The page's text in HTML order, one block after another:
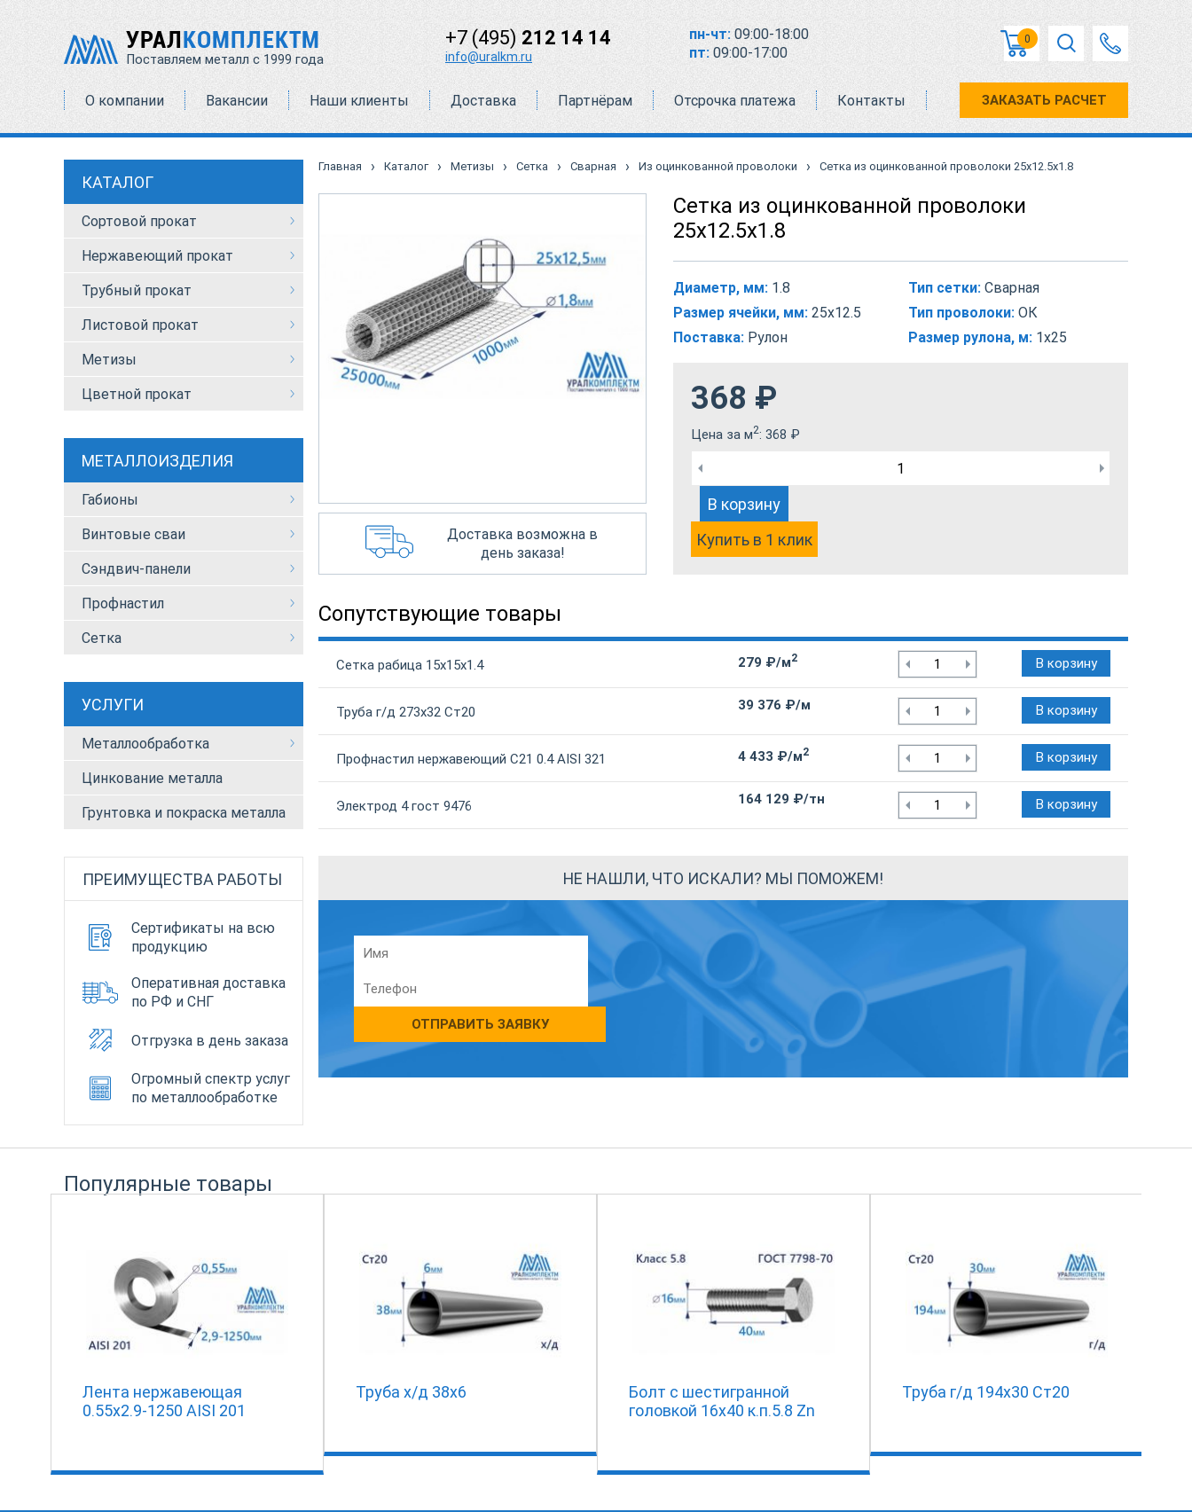
УРАЛКОМПЛЕКТМ
Поставляем металл с 1999 года
+7 (495) 212 14 14
info@uralkm.ru
пн-чт: 09:00-18:00
пт: 09:00-17:00
0
О компании Вакансии Наши клиенты Доставка Партнёрам Отсрочка платежа Контакты ЗАКАЗАТЬ РАСЧЕТ
КАТАЛОГ
Сортовой прокат
Нержавеющий прокат
Трубный прокат
Листовой прокат
Метизы
Цветной прокат
МЕТАЛЛОИЗДЕЛИЯ
Габионы
Винтовые сваи
Сэндвич-панели
Профнастил
Сетка
УСЛУГИ
Металлообработка
Цинкование металла
Грунтовка и покраска металла
ПРЕИМУЩЕСТВА РАБОТЫ
Сертификаты на всю
продукцию
Оперативная доставка
по РФ и СНГ
Отгрузка в день заказа
Огромный спектр услуг
по металлообработке
Главная › Каталог › Метизы › Сетка › Сварная › Из оцинкованной проволоки › Сетка из оцинкованной проволоки 25х12.5х1.8
Доставка возможна в
день заказа!
Сетка из оцинкованной проволоки
25х12.5х1.8
Диаметр, мм: 1.8
Размер ячейки, мм: 25х12.5
Поставка: Рулон
Тип сетки: Сварная
Тип проволоки: ОК
Размер рулона, м: 1х25
368 ₽
Цена за м2: 368 ₽
В корзину
Купить в 1 клик
Сопутствующие товары
Сетка рабица 15х15х1.4 279 ₽/м2 В корзину
Труба г/д 273х32 Ст20 39 376 ₽/м В корзину
Профнастил нержавеющий С21 0.4 AISI 321 4 433 ₽/м2 В корзину
Электрод 4 гост 9476 164 129 ₽/тн В корзину
НЕ НАШЛИ, ЧТО ИСКАЛИ? МЫ ПОМОЖЕМ!
ОТПРАВИТЬ ЗАЯВКУ
Популярные товары
Лента нержавеющая
0.55х2.9-1250 AISI 201
Труба х/д 38х6
Болт с шестигранной
головкой 16х40 к.п.5.8 Zn
Труба г/д 194х30 Ст20